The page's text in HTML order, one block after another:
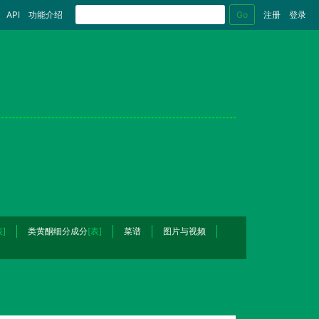
API 功能介绍 Go 注册 登录
] 类黄酮细分成分[表] 菜谱 图片与视频